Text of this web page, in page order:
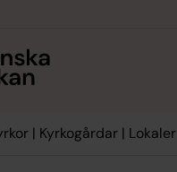
| Kyrkogårdar | Lokaler